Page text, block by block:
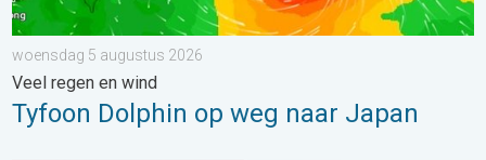
woensdag 5 augustus 2026
Veel regen en wind
Tyfoon Dolphin op weg naar Japan